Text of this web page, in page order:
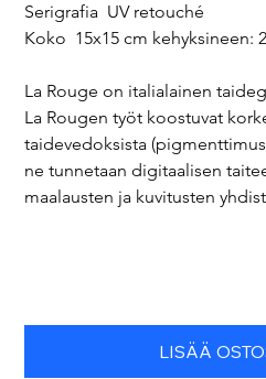
Serigrafia  UV retouché
Koko  15x15 cm kehyksineen:
La Rouge on italialainen
La Rougen työt koostuvat
taidevedoksista
ne tunnetaan digitaalisen
maalausten ja kuvitusten
LISÄÄ